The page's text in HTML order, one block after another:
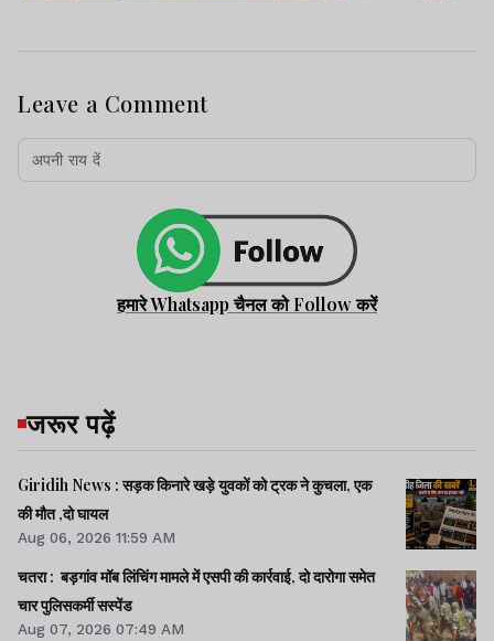
Leave a Comment
हमारे Whatsapp चैनल को Follow करें
जरूर पढ़ें
Giridih News : सड़क किनारे खड़े युवकों को ट्रक ने कुचला, एक
की मौत ,दो घायल
Aug 06, 2026 11:59 AM
चतरा : बड़गांव मॉब लिंचिंग मामले में एसपी की कार्रवाई, दो दारोगा समेत
चार पुलिसकर्मी सस्पेंड
Aug 07, 2026 07:49 AM